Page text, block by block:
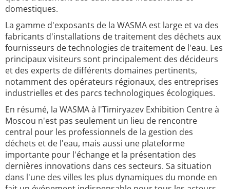
domestiques.
La gamme d'exposants de la WASMA est large et va des
fabricants d'installations de traitement des déchets aux
fournisseurs de technologies de traitement de l'eau. Les
principaux visiteurs sont principalement des décideurs
et des experts de différents domaines pertinents,
notamment des opérateurs régionaux, des entreprises
industrielles et des parcs technologiques écologiques.
En résumé, la WASMA à l'Timiryazev Exhibition Centre à
Moscou n'est pas seulement un lieu de rencontre
central pour les professionnels de la gestion des
déchets et de l'eau, mais aussi une plateforme
importante pour l'échange et la présentation des
dernières innovations dans ces secteurs. Sa situation
dans l'une des villes les plus dynamiques du monde en